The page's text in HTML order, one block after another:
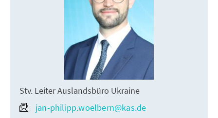
Stv. Leiter Auslandsbüro Ukraine
jan-philipp.woelbern@kas.de